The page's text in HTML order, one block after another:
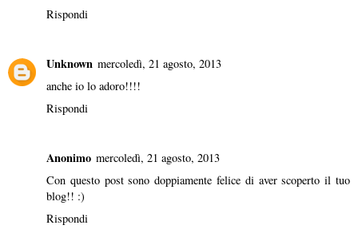
Rispondi
Unknown mercoledì, 21 agosto, 2013
anche io lo adoro!!!!
Rispondi
Anonimo mercoledì, 21 agosto, 2013
Con questo post sono doppiamente felice di aver scoperto il tuo
blog!! :)
Rispondi